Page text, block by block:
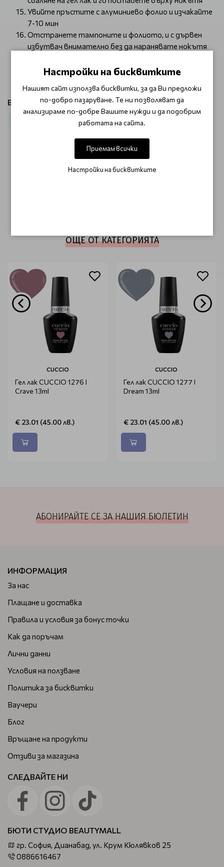
Увийте пръстите с алуминиево фолио и изчакайте
7-10 мин
Отстранете тампоните и фолиото, и с дървен
избутвач внимателно без да наранявате нокътя
Полирайте нокътя и нанесетеподхранващ
Виж продукти от категория:
Гел лак CUCCIO
ОТЗИВИ (0)
ОЩЕ ОТ КАТЕГОРИЯТА
CUCCIO
Гел лак CUCCIO 1276 I
Crave 13ml
€ 23.01 (45.00 лв.)
CUCCIO
Гел лак CUCCIO 1277 I
Dream 13ml
€ 23.01 (45.00 лв.)
АБОНИРАЙТЕ СЕ ЗА НАШИЯ БЮЛЕТИН
ИНФОРМАЦИЯ
За нас
Плащане и доставка
Правила и условия за бонус точки
Как да поръчам
Лични данни
Условия на ползване
Политика за бисквитки
Ваучери
Блог
Връщане на продукти
Отзиви за магазина
СЛЕДВАЙТЕ НИ
БЮТИ СТУДИО BEAUTYMALL
гр. София, Дианабад, ул. Крум Кюлявков 25
0886616467
Настройки на бисквитките
Нашият сайт използва бисквитки, за да Ви предложи
по-добро пазаруване. Те ни позволяват да
анализираме по-добре Вашите нужди и да подобрим
работата на сайта.
Приемам всички
Настройки на бисквитките